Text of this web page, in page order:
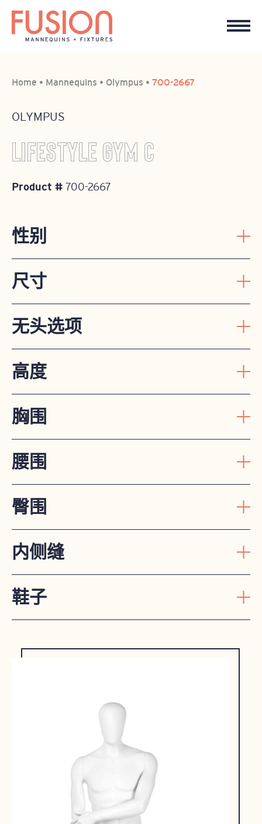
Home • Mannequins • Olympus • 700-2667
OLYMPUS
LIFESTYLE GYM C
Product # 700-2667
性别
尺寸
无头选项
高度
胸围
腰围
臀围
内侧缝
鞋子